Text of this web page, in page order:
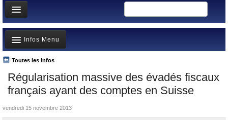
Page d'accueil
Infos
Gouvernement
Ministères/Directions
Blog
Elections européennes
Régularisation massive des évadés fiscaux
français ayant des comptes en Suisse
Toutes les Infos
Infos Menu
A la Une
Polémiques
Où va l’argent?
La France et le Monde
vendredi 15 novembre 2013